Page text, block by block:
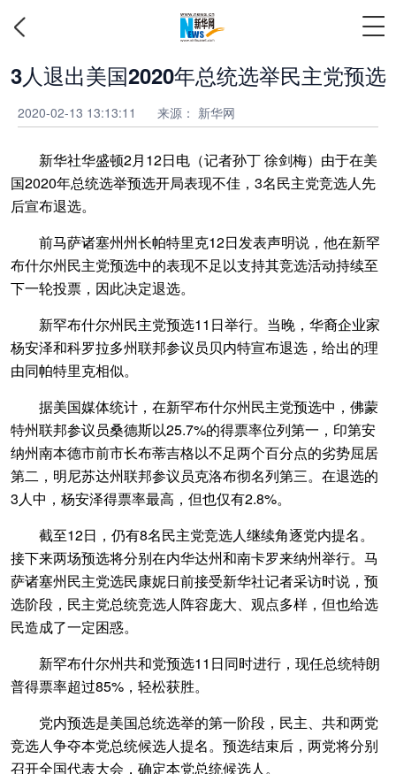
3人退出美国2020年总统选举民主党预选
2020-02-13 13:13:11 来源： 新华网
新华社华盛顿2月12日电（记者孙丁 徐剑梅）由于在美
国2020年总统选举预选开局表现不佳，3名民主党竞选人先
后宣布退选。
前马萨诸塞州州长帕特里克12日发表声明说，他在新罕
布什尔州民主党预选中的表现不足以支持其竞选活动持续至
下一轮投票，因此决定退选。
新罕布什尔州民主党预选11日举行。当晚，华裔企业家
杨安泽和科罗拉多州联邦参议员贝内特宣布退选，给出的理
由同帕特里克相似。
据美国媒体统计，在新罕布什尔州民主党预选中，佛蒙
特州联邦参议员桑德斯以25.7%的得票率位列第一，印第安
纳州南本德市前市长布蒂吉格以不足两个百分点的劣势屈居
第二，明尼苏达州联邦参议员克洛布彻名列第三。在退选的
3人中，杨安泽得票率最高，但也仅有2.8%。
截至12日，仍有8名民主党竞选人继续角逐党内提名。
接下来两场预选将分别在内华达州和南卡罗来纳州举行。马
萨诸塞州民主党选民康妮日前接受新华社记者采访时说，预
选阶段，民主党总统竞选人阵容庞大、观点多样，但也给选
民造成了一定困惑。
新罕布什尔州共和党预选11日同时进行，现任总统特朗
普得票率超过85%，轻松获胜。
党内预选是美国总统选举的第一阶段，民主、共和两党
竞选人争夺本党总统候选人提名。预选结束后，两党将分别
召开全国代表大会，确定本党总统候选人。